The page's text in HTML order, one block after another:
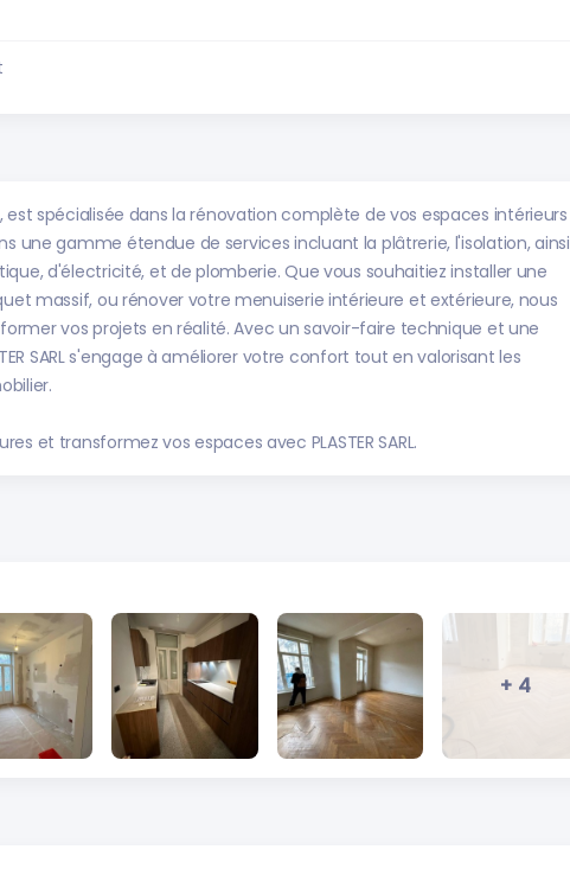
est spécialisée dans la rénovation complète de vos espaces intérieurs
une gamme étendue de services incluant la plâtrerie, l'isolation, ainsi
d'électricité, et de plomberie. Que vous souhaitiez installer une
massif, ou rénover votre menuiserie intérieure et extérieure, nous
vos projets en réalité. Avec un savoir-faire technique et une
SARL s'engage à améliorer votre confort tout en valorisant les
et transformez vos espaces avec PLASTER SARL.
+ 4